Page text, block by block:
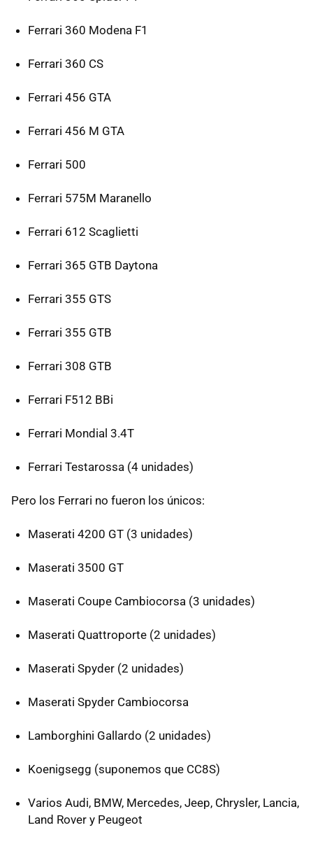
Ferrari 360 Modena F1
Ferrari 360 CS
Ferrari 456 GTA
Ferrari 456 M GTA
Ferrari 500
Ferrari 575M Maranello
Ferrari 612 Scaglietti
Ferrari 365 GTB Daytona
Ferrari 355 GTS
Ferrari 355 GTB
Ferrari 308 GTB
Ferrari F512 BBi
Ferrari Mondial 3.4T
Ferrari Testarossa (4 unidades)
Pero los Ferrari no fueron los únicos:
Maserati 4200 GT (3 unidades)
Maserati 3500 GT
Maserati Coupe Cambiocorsa (3 unidades)
Maserati Quattroporte (2 unidades)
Maserati Spyder (2 unidades)
Maserati Spyder Cambiocorsa
Lamborghini Gallardo (2 unidades)
Koenigsegg (suponemos que CC8S)
Varios Audi, BMW, Mercedes, Jeep, Chrysler, Lancia,
Land Rover y Peugeot